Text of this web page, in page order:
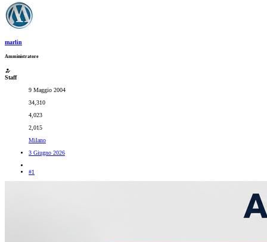
marlin
Amministratore
Staff
9 Maggio 2004
34,310
4,023
2,015
Milano
3 Giugno 2026
#1